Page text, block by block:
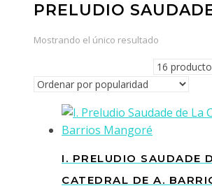
PRELUDIO
Mostrando el único resultado
I. PRELUDIO SAUDADE
CATEDRAL DE A.